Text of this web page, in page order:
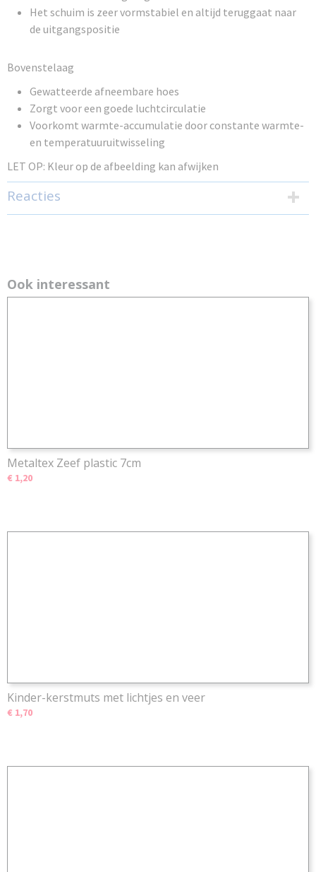
Het schuim is zeer vormstabiel en altijd teruggaat naar
de uitgangspositie
Bovenstelaag
Gewatteerde afneembare hoes
Zorgt voor een goede luchtcirculatie
Voorkomt warmte-accumulatie door constante warmte-
en temperatuuruitwisseling
LET OP: Kleur op de afbeelding kan afwijken
Reacties
Ook interessant
Metaltex Zeef plastic 7cm
€ 1,20
Kinder-kerstmuts met lichtjes en veer
€ 1,70